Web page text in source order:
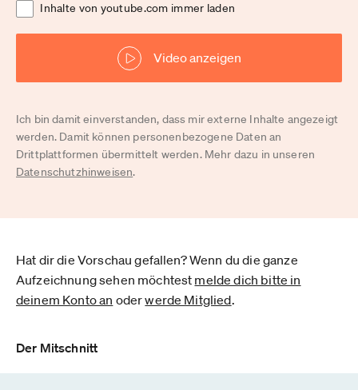
Inhalte von youtube.com immer laden
Video anzeigen
Ich bin damit einverstanden, dass mir externe Inhalte angezeigt
werden. Damit können personenbezogene Daten an
Drittplattformen übermittelt werden. Mehr dazu in unseren
Datenschutzhinweisen.
Hat dir die Vorschau gefallen? Wenn du die ganze
Aufzeichnung sehen möchtest melde dich bitte in
deinem Konto an oderwerde Mitglied.
Der Mitschnitt